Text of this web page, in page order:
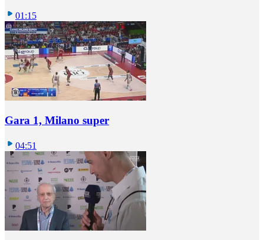
01:15
Gara 1, Milano super
04:51